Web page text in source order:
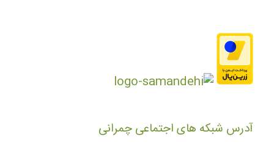
آدرس شبکه های اجتماعی چمرانی